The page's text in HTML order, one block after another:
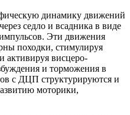
динамику движений
седло и всадника в виде
Эти движения
походки, стимулируя
активируя висцеро-
и торможения в
с ДЦП структурируются и
моторики,